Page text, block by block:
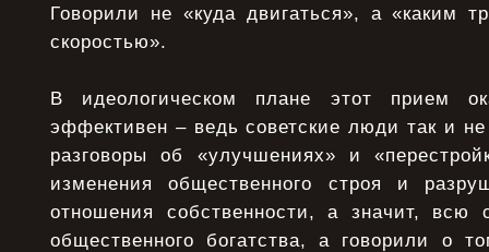
Говорили не «куда двигаться», а «каким
скоростью».
В идеологическом плане этот прием
эффективен – ведь советские люди так и
разговоры об «улучшениях» и
изменения общественного строя и
отношения собственности, а значит, всю
общественного богатства, а говорили о